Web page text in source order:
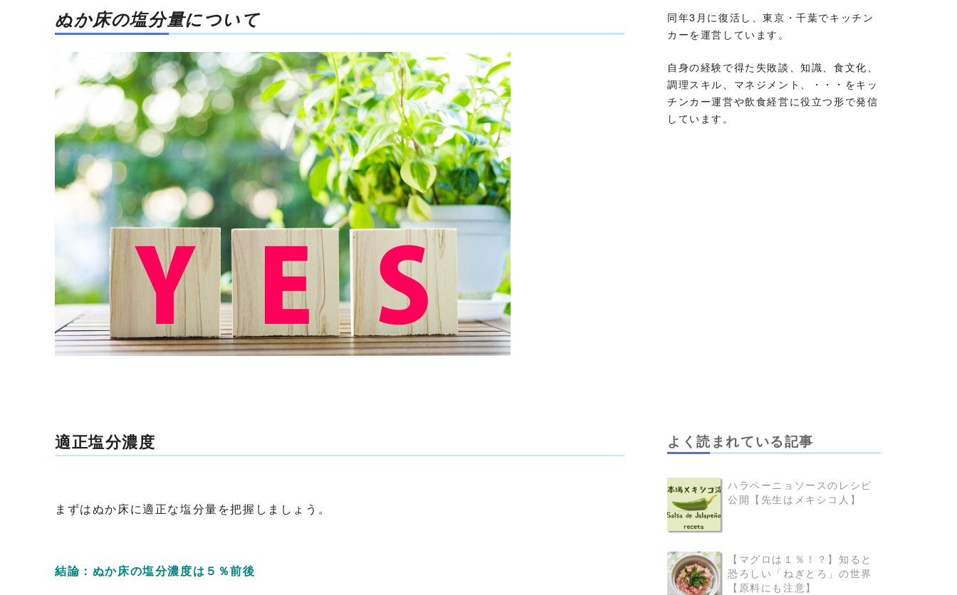
ぬか床の塩分量について
適正塩分濃度
まずはぬか床に適正な塩分量を把握しましょう。
結論： ぬか床の塩分濃度は５％前後
同年3月に復活し、東京・千葉でキッチン
カーを運営しています。
自身の経験で得た失敗談、知識、食文化、
調理スキル、マネジメント、・・・をキッ
チンカー運営や飲食経営に役立つ形で発信
しています。
よく読まれている記事
READ MORE
ハラペーニョソースのレシピ
公開【先生はメキシコ人】
READ MORE
【マグロは１％！？】知ると
恐ろしい「ねぎとろ」の世界
【原料にも注意】